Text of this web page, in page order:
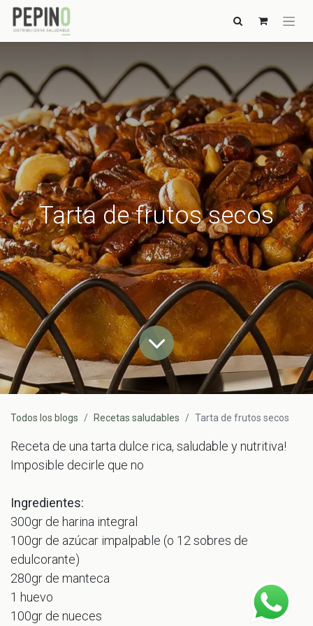
Tarta de frutos secos
Todos los blogs Recetas saludables Tarta de frutos secos
Receta de una tarta dulce rica, saludable y nutritiva!
Imposible decirle que no
Ingredientes:
300gr de harina integral
100gr de azúcar impalpable (o 12 sobres de
edulcorante)
280gr de manteca
1 huevo
100gr de nueces